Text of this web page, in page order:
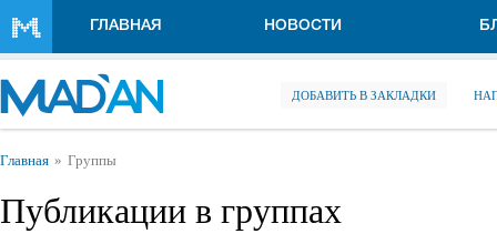
ГЛАВНАЯ НОВОСТИ
ДОБАВИТЬ В ЗАКЛАДКИ
Вы здесь
Главная Группы
Публикации в группах